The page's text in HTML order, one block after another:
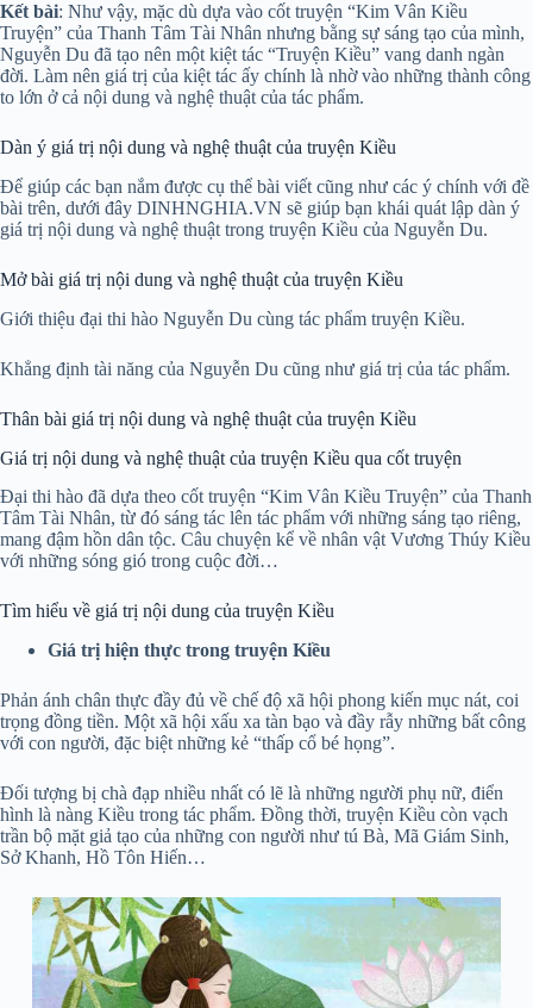
Kết bài: Như vậy, mặc dù dựa vào cốt truyện “Kim Vân Kiều
Truyện” của Thanh Tâm Tài Nhân nhưng bằng sự sáng tạo của mình,
Nguyễn Du đã tạo nên một kiệt tác “Truyện Kiều” vang danh ngàn
đời. Làm nên giá trị của kiệt tác ấy chính là nhờ vào những thành công
to lớn ở cả nội dung và nghệ thuật của tác phẩm.
Dàn ý giá trị nội dung và nghệ thuật của truyện Kiều
Để giúp các bạn nắm được cụ thể bài viết cũng như các ý chính với đề
bài trên, dưới đây DINHNGHIA.VN sẽ giúp bạn khái quát lập dàn ý
giá trị nội dung và nghệ thuật trong truyện Kiều của Nguyễn Du.
Mở bài giá trị nội dung và nghệ thuật của truyện Kiều
Giới thiệu đại thi hào Nguyễn Du cùng tác phẩm truyện Kiều.
Khẳng định tài năng của Nguyễn Du cũng như giá trị của tác phẩm.
Thân bài giá trị nội dung và nghệ thuật của truyện Kiều
Giá trị nội dung và nghệ thuật của truyện Kiều qua cốt truyện
Đại thi hào đã dựa theo cốt truyện “Kim Vân Kiều Truyện” của Thanh
Tâm Tài Nhân, từ đó sáng tác lên tác phẩm với những sáng tạo riêng,
mang đậm hồn dân tộc. Câu chuyện kể về nhân vật Vương Thúy Kiều
với những sóng gió trong cuộc đời…
Tìm hiểu về giá trị nội dung của truyện Kiều
Giá trị hiện thực trong truyện Kiều
Phản ánh chân thực đầy đủ về chế độ xã hội phong kiến mục nát, coi
trọng đồng tiền. Một xã hội xấu xa tàn bạo và đầy rẫy những bất công
với con người, đặc biệt những kẻ “thấp cổ bé họng”.
Đối tượng bị chà đạp nhiều nhất có lẽ là những người phụ nữ, điển
hình là nàng Kiều trong tác phẩm. Đồng thời, truyện Kiều còn vạch
trần bộ mặt giả tạo của những con người như tú Bà, Mã Giám Sinh,
Sở Khanh, Hồ Tôn Hiến…